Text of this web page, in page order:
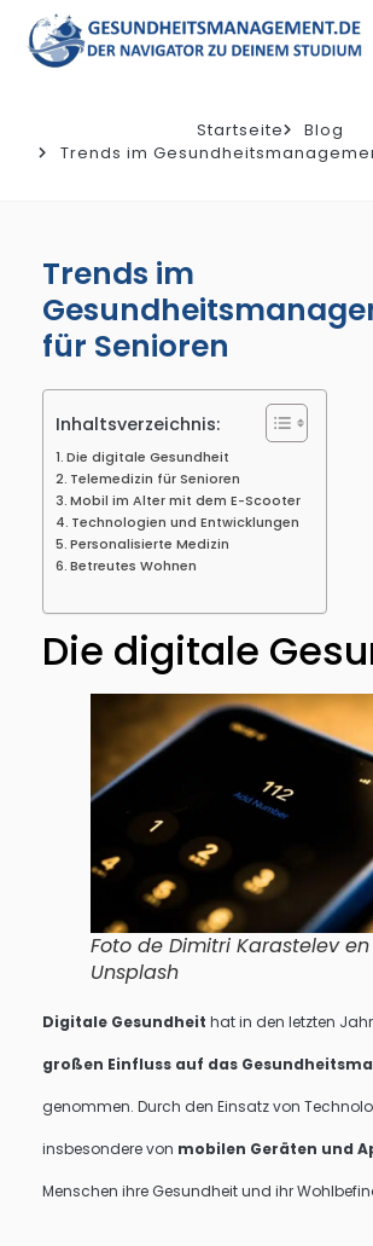
Startseite
Blog
Trends im
Trends im
für Senioren
Inhaltsverzeichnis:
Die digitale Gesundheit
Telemedizin für Senioren
Mobil im Alter mit dem E-Scooter
Technologien und Entwicklungen
Personalisierte Medizin
Betreutes Wohnen
Die digitale
Foto de Dimitri Karastelev en
Unsplash
Digitale Gesundheit hat in den letzten
großen Einfluss auf das
genommen. Durch den Einsatz von
insbesondere von mobilen Geräten und
Menschen ihre Gesundheit und ihr